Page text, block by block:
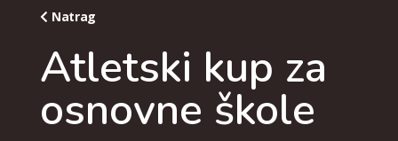
Natrag
Atletski kup za
osnovne škole